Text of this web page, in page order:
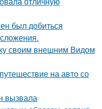
был добиться
своим внешним Видом
на авто со
вызвала